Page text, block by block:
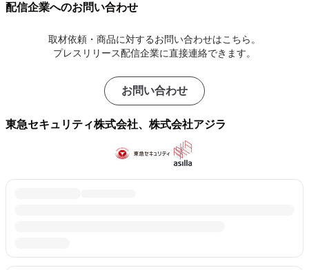
配信企業へのお問い合わせ
取材依頼・商品に対するお問い合わせはこちら。
プレスリリース配信企業に直接連絡できます。
お問い合わせ
東急セキュリティ株式会社、株式会社アジラ